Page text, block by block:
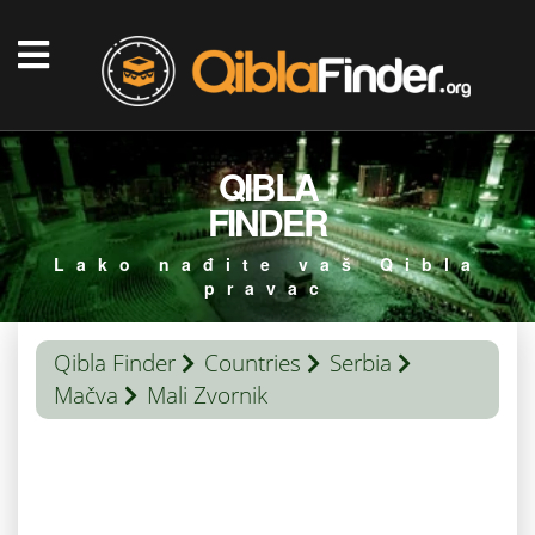
QIBLA
FINDER
Lako nađite vaš Qibla
pravac
Qibla Finder Countries
Serbia
Mačva
Mali Zvornik